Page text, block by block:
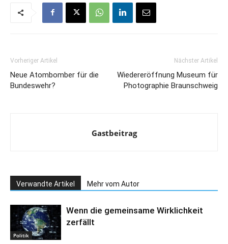
Vorheriger Artikel
Neue Atombomber für die
Bundeswehr?
Nächster Artikel
Wiedereröffnung Museum für
Photographie Braunschweig
Gastbeitrag
Verwandte Artikel Mehr vom Autor
Politik
Wenn die gemeinsame Wirklichkeit
zerfällt